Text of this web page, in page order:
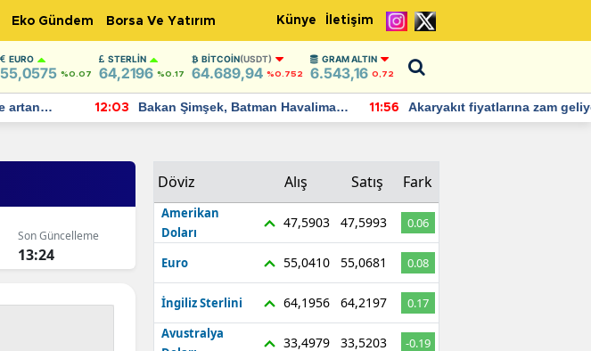
Eko Gündem Borsa Ve Yatırım Künye İletişim
EURO
55,0575 %0.07
STERLIN
64,2196 %0.17
BITCOIN(USDT)
64.689,94 %0.752
GRAM ALTIN
6.543,16 0,72
12:03
Bakan Şimşek, Batman Havalimanı
için umut verici açıklamalarda
11:56
Akaryakıt fiyatlarına zam geliyor:
Yeni tarih açıklandı
Son Güncelleme
13:24
Döviz Alış Satış Fark
Amerikan
Doları
47,5903 47,5993 0.06
Euro 55,0410 55,0681 0.08
İngiliz Sterlini 64,1956 64,2197
0.17
Avustralya
33,4979 33,5203 -0.19